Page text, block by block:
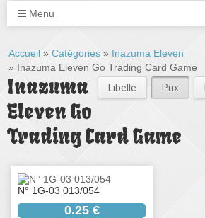
Menu
Accueil » Catégories » Inazuma Eleven
» Inazuma Eleven Go Trading Card Game
Libellé
Prix
Inazuma
Eleven Go
Trading Card Game
N° 1G-03 013/054
0.25 €